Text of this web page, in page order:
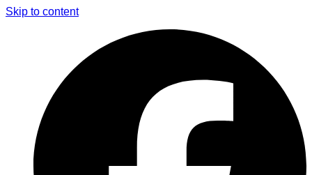
Skip to content